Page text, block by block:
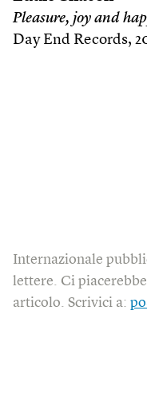
Pleasure, joy and
Day End Records,
Internazionale
lettere. Ci
articolo. Scrivici a: